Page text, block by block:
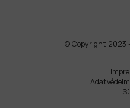
© Copyright 2023